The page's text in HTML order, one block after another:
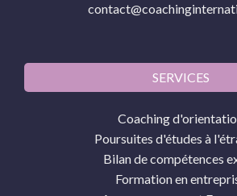
SERVICES
Coaching
Poursuites d'études à
Bilan de compétences
Formation en